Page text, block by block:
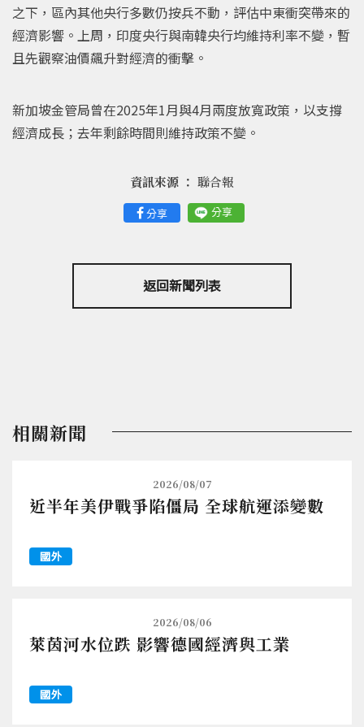
之下，區內其他央行多數仍按兵不動，評估中東衝突帶來的
經濟影響。上周，印度央行與南韓央行均維持利率不變，暫
且先觀察油價飆升對經濟的衝擊。
新加坡金管局曾在2025年1月與4月兩度放寬政策，以支撐
經濟成長；去年剩餘時間則維持政策不變。
分享 分享
資訊來源 ： 聯合報
返回新聞列表
相關新聞
2026/08/07
近半年美伊戰爭陷僵局 全球航運添變數
國外
2026/08/06
萊茵河水位跌 影響德國經濟與工業
國外